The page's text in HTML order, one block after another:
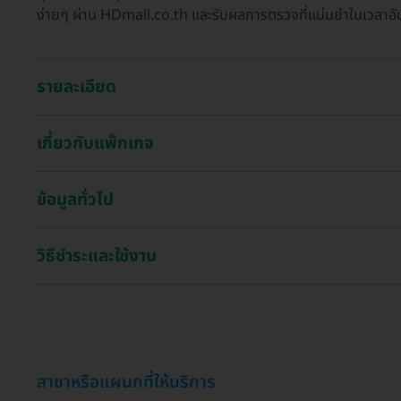
ง่ายๆ ผ่าน HDmall.co.th และรับผลการตรวจที่แม่นยำในเวลาอั
รายละเอียด
เกี่ยวกับแพ็กเกจ
ข้อมูลทั่วไป
วิธีชำระและใช้งาน
สาขาหรือแผนกที่ให้บริการ